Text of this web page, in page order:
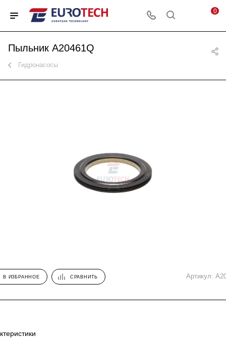
0
Пыльник A20461Q
Гидронасосы
В ИЗБРАННОЕ СРАВНИТЬ Артикул: